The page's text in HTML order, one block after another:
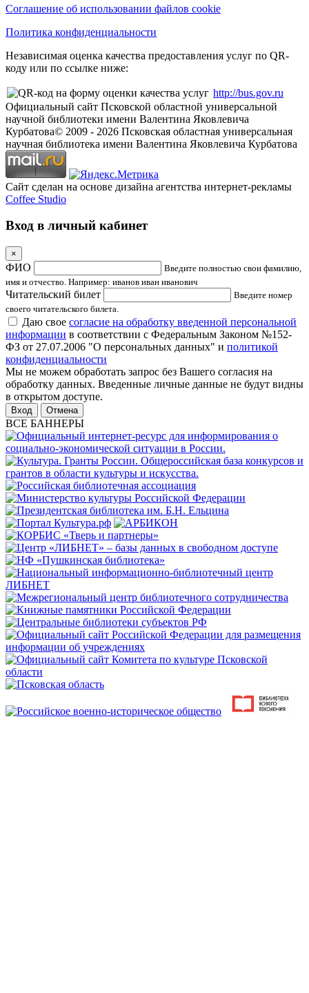
Соглашение об использовании файлов cookie
Политика конфиденциальности
Независимая оценка качества предоставления услуг по QR-
коду или по ссылке ниже:
http://bus.gov.ru
Официальный сайт Псковской областной универсальной
научной библиотеки имени Валентина Яковлевича
Курбатова© 2009 - 2026 Псковская областная универсальная
научная библиотека имени Валентина Яковлевича Курбатова
Сайт сделан на основе дизайна агентства интернет-рекламы
Coffee Studio
Вход в личный кабинет
×
ФИО
Введите полностью свои фамилию,
имя и отчество. Например: иванов иван иванович
Читательский билет
Введите номер
своего читательского билета.
Даю свое согласие на обработку введенной персональной
информации в соответствии с Федеральным Законом №152-
ФЗ от 27.07.2006 "О персональных данных" и политикой
конфиденциальности
Мы не можем обработать запрос без Вашего согласия на
обработку данных. Введенные личные данные не будут видны
в открытом доступе.
Отмена
ВСЕ БАННЕРЫ